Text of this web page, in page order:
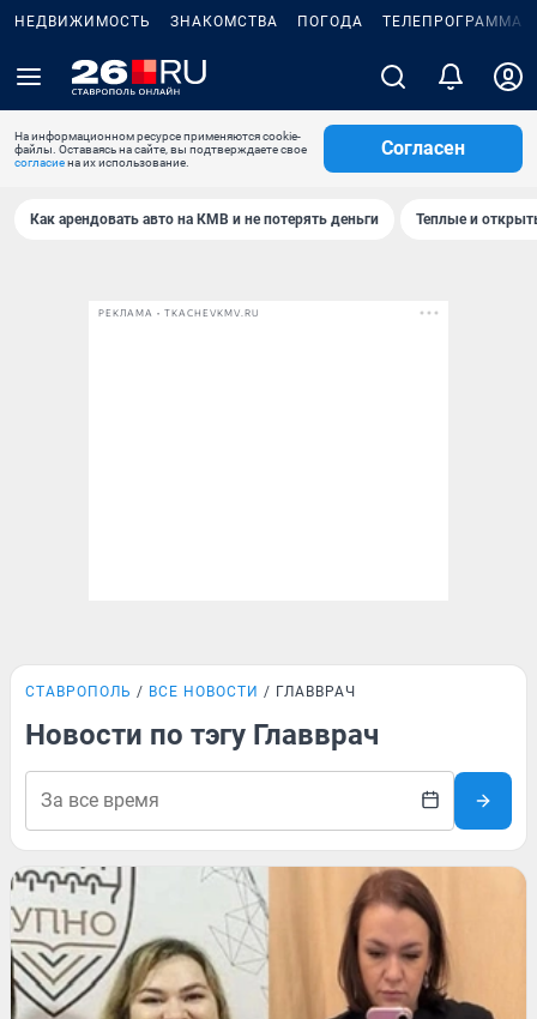
НЕДВИЖИМОСТЬ ЗНАКОМСТВА ПОГОДА ТЕЛЕПРОГРАММА
На информационном ресурсе применяются cookie-
файлы. Оставаясь на сайте, вы подтверждаете свое
согласиена их использование.
Согласен
Как арендовать авто на КМВ и не потерять деньги Теплые и
РЕКЛАМА • TKACHEVKMV.RU
СТАВРОПОЛЬ ВСЕ НОВОСТИ ГЛАВВРАЧ
Новости по тэгу Главврач